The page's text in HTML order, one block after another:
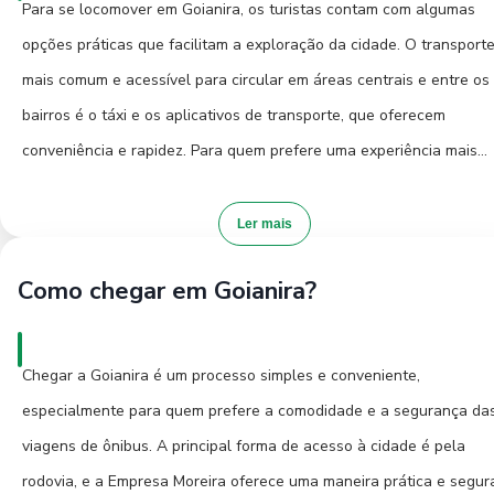
Para se locomover em Goianira, os turistas contam com algumas
opções práticas que facilitam a exploração da cidade. O transporte
mais comum e acessível para circular em áreas centrais e entre os
bairros é o táxi e os aplicativos de transporte, que oferecem
conveniência e rapidez. Para quem prefere uma experiência mais
uma excelente maneira de conhecer as ruas, as praças e o
opção econômica, os ônibus urbanos podem ser uma alternativa,
Ler mais
Como chegar em Goianira?
Chegar a Goianira é um processo simples e conveniente,
especialmente para quem prefere a comodidade e a segurança
viagens de ônibus. A principal forma de acesso à cidade é pela
rodovia, e a Empresa Moreira oferece uma maneira prática e